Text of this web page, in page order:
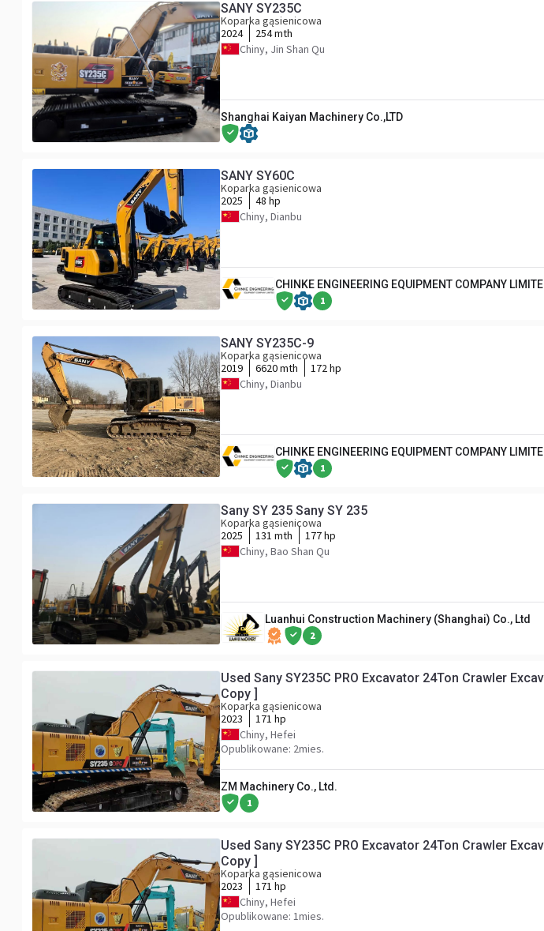
SANY SY235C
Koparka gąsienicowa
2024
254 mth
Chiny, Jin Shan Qu
Shanghai Kaiyan Machinery Co.,LTD
SANY SY60C
Koparka gąsienicowa
2025
48 hp
Chiny, Dianbu
CHINKE ENGINEERING EQUIPMENT COMPANY
1
SANY SY235C-9
Koparka gąsienicowa
2019
6620 mth
172 hp
Chiny, Dianbu
CHINKE ENGINEERING EQUIPMENT COMPANY
1
Sany SY 235 Sany SY 235
Koparka gąsienicowa
2025
131 mth
177 hp
Chiny, Bao Shan Qu
Luanhui Construction Machinery (Shanghai) Co., Ltd
2
Used Sany SY235C PRO Excavator 24Ton Crawler
Copy ]
Koparka gąsienicowa
2023
171 hp
Chiny, Hefei
Opublikowane: 2mies.
ZM Machinery Co., Ltd.
1
Used Sany SY235C PRO Excavator 24Ton Crawler
Copy ]
Koparka gąsienicowa
2023
171 hp
Chiny, Hefei
Opublikowane: 1mies.